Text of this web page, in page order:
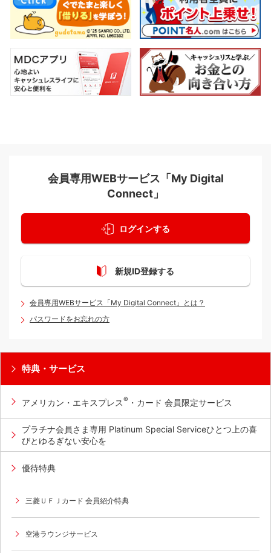
会員専用WEBサービス「My Digital
Connect」
ログインする
新規ID登録する
会員専用WEBサービス「My Digital Connect」とは？
パスワードをお忘れの方
特典・サービス
アメリカン・エキスプレス® ・カード 会員限定サービス
プラチナ会員さま専用 Platinum Special Serviceひとつ上の喜
びとゆるぎない安心を
優待特典
三菱ＵＦＪカード 会員紹介特典
空港ラウンジサービス